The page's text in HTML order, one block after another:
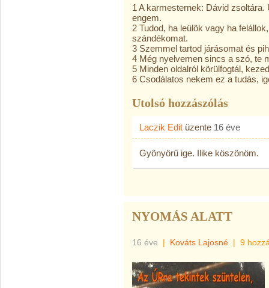
1 A karmesternek: Dávid
engem.
2 Tudod, ha leülök vagy ha
szándékomat.
3 Szemmel tartod járásomat és
4 Még nyelvemen sincs a szó, te
5 Minden oldalról körülfogtál,
6 Csodálatos nekem ez a tudás,
Utolsó hozzászólás
Laczik Edit üzente 16 éve
Gyönyörű ige. Ilike köszönöm.
NYOMÁS ALATT
16 éve | Kováts Lajosné | 9